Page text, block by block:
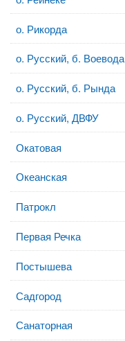
о. Рикорда
о. Русский, б. Воевода
о. Русский, б. Рында
о. Русский, ДВФУ
Окатовая
Океанская
Патрокл
Первая Речка
Постышева
Садгород
Санаторная